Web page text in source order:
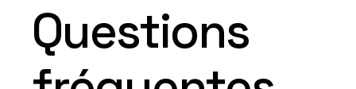
Questions